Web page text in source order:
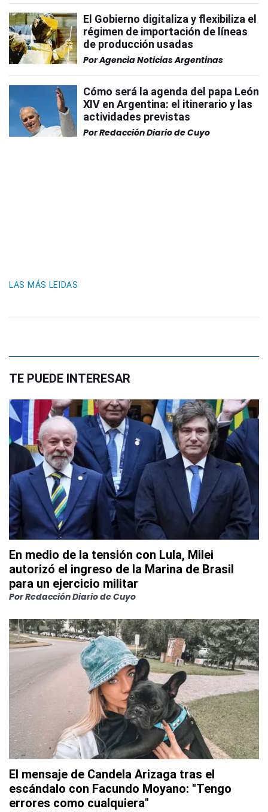
El Gobierno digitaliza y flexibiliza el
régimen de importación de líneas
de producción usadas
PorAgencia Noticias Argentinas
Cómo será la agenda del papa León
XIV en Argentina: el itinerario y las
actividades previstas
PorRedacción Diario de Cuyo
LAS MÁS LEIDAS
TE PUEDE INTERESAR
En medio de la tensión con Lula, Milei
autorizó el ingreso de la Marina de Brasil
para un ejercicio militar
PorRedacción Diario de Cuyo
El mensaje de Candela Arizaga tras el
escándalo con Facundo Moyano: "Tengo
errores como cualquiera"